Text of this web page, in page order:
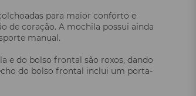
para maior conforto e
de coração. A mochila possui ainda
manual.
e do bolso frontal são roxos, dando
do bolso frontal inclui um porta-